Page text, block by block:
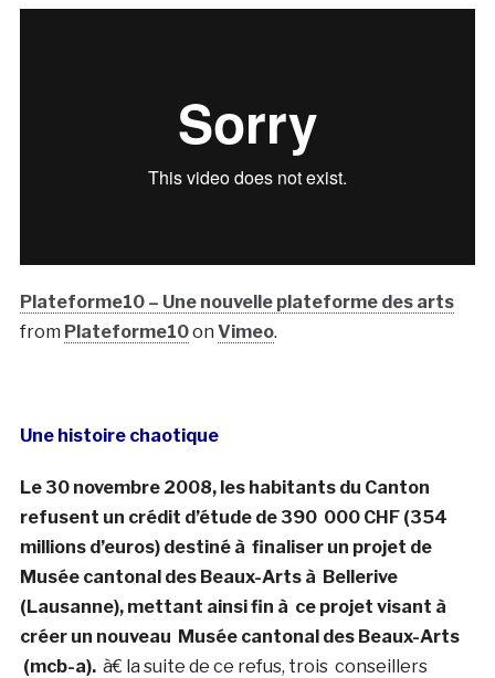
Plateforme10 – Une nouvelle plateforme des arts
from Plateforme10on Vimeo.
Une histoire chaotique
Le 30 novembre 2008, les habitants du Canton
refusent un crédit d’étude de 390 000 CHF (354
millions d’euros) destiné à finaliser un projet de
Musée cantonal des Beaux-Arts à Bellerive
(Lausanne), mettant ainsi fin à ce projet visant à
créer un nouveau Musée cantonal des Beaux-Arts
(mcb-a).à€ la suite de ce refus, trois conseillers